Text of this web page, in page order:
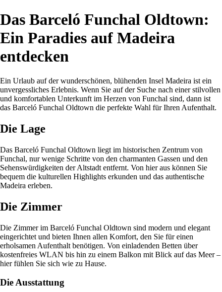
Das Barceló Funchal Oldtown:
Ein Paradies auf Madeira
entdecken
Ein Urlaub auf der wunderschönen, blühenden Insel Madeira ist ein
unvergessliches Erlebnis. Wenn Sie auf der Suche nach einer stilvollen
und komfortablen Unterkunft im Herzen von Funchal sind, dann ist
das Barceló Funchal Oldtown die perfekte Wahl für Ihren Aufenthalt.
Die Lage
Das Barceló Funchal Oldtown liegt im historischen Zentrum von
Funchal, nur wenige Schritte von den charmanten Gassen und den
Sehenswürdigkeiten der Altstadt entfernt. Von hier aus können Sie
bequem die kulturellen Highlights erkunden und das authentische
Madeira erleben.
Die Zimmer
Die Zimmer im Barceló Funchal Oldtown sind modern und elegant
eingerichtet und bieten Ihnen allen Komfort, den Sie für einen
erholsamen Aufenthalt benötigen. Von einladenden Betten über
kostenfreies WLAN bis hin zu einem Balkon mit Blick auf das Meer –
hier fühlen Sie sich wie zu Hause.
Die Ausstattung